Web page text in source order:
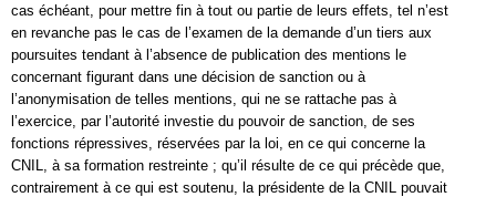
cas échéant, pour mettre fin à tout ou partie de leurs effets, tel n’est
en revanche pas le cas de l’examen de la demande d’un tiers aux
poursuites tendant à l’absence de publication des mentions le
concernant figurant dans une décision de sanction ou à
l’anonymisation de telles mentions, qui ne se rattache pas à
l’exercice, par l’autorité investie du pouvoir de sanction, de ses
fonctions répressives, réservées par la loi, en ce qui concerne la
CNIL, à sa formation restreinte ; qu’il résulte de ce qui précède que,
contrairement à ce qui est soutenu, la présidente de la CNIL pouvait